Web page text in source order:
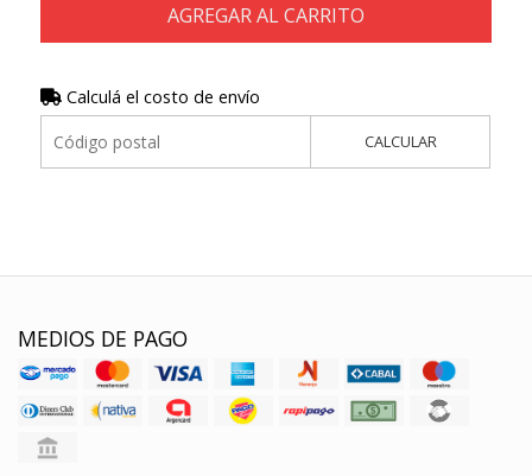
AGREGAR AL CARRITO
Calculá el costo de envío
CALCULAR
MEDIOS DE PAGO